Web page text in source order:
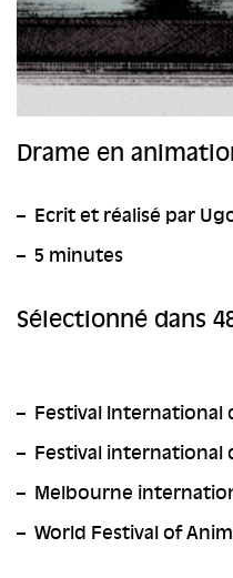
Drame en
Ecrit et réalisé par
5 minutes
Sélectionné dans
Festival International
Festival
Melbourne
World Festival of